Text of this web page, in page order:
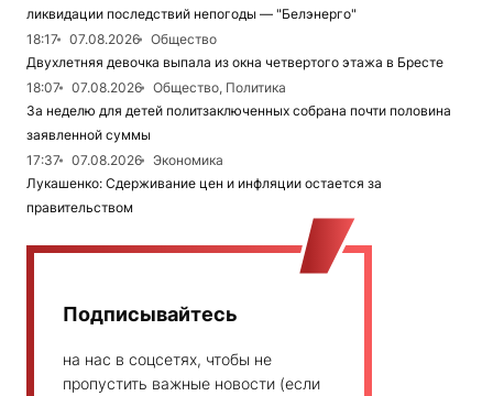
ликвидации последствий непогоды — "Белэнерго"
18:17
07.08.2026
Общество
Двухлетняя девочка выпала из окна четвертого этажа в Бресте
18:07
07.08.2026
Общество, Политика
За неделю для детей политзаключенных собрана почти половина
заявленной суммы
17:37
07.08.2026
Экономика
Лукашенко: Сдерживание цен и инфляции остается за
правительством
Подписывайтесь
на нас в соцсетях, чтобы не
пропустить важные новости (если